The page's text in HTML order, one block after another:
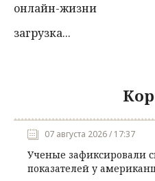
онлайн-жизни
загрузка...
07 августа 2026 / 17:37
Ученые зафиксировали
показателей у